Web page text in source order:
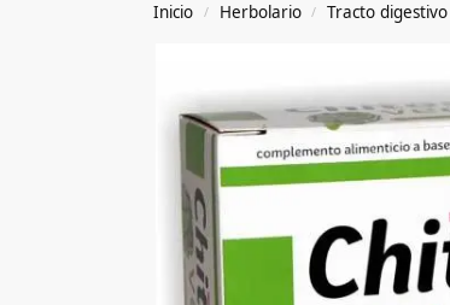
Inicio / Herbolario / Tracto digestivo